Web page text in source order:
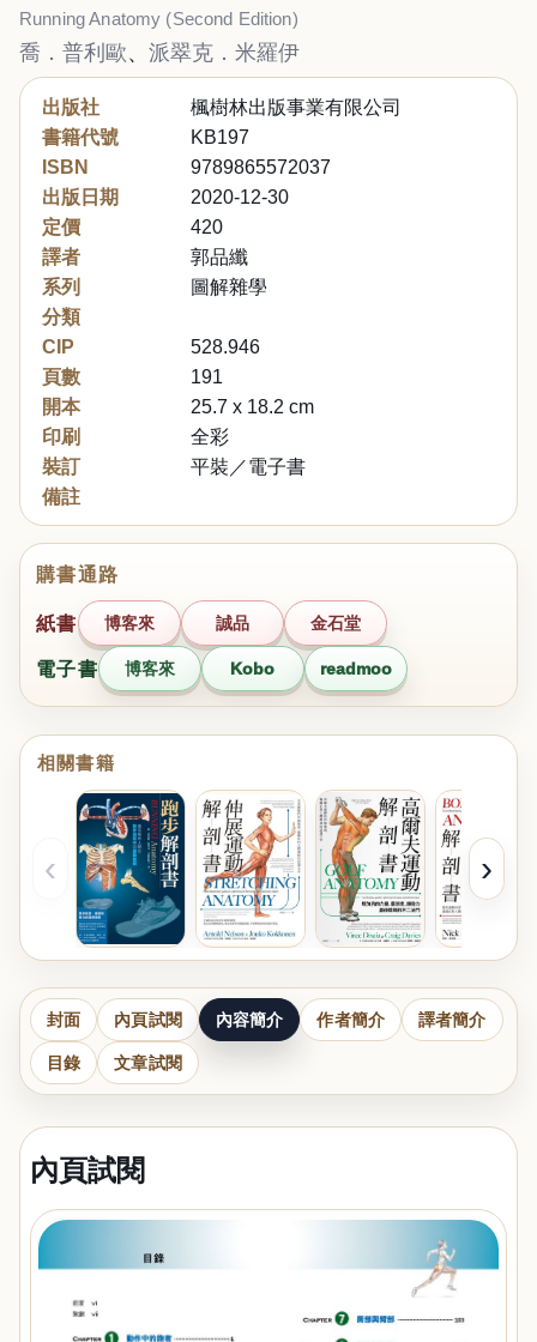
Running Anatomy (Second Edition)
喬．普利歐、 派翠克．米羅伊
出版社
楓樹林出版事業有限公司
書籍代號
KB197
ISBN
9789865572037
出版日期
2020-12-30
定價
420
譯者
郭品纖
系列
圖解雜學
分類
CIP
528.946
頁數
191
開本
25.7 x 18.2 cm
印刷
全彩
裝訂
平裝／電子書
備註
購書通路
紙書 博客來 誠品 金石堂
電子書 博客來 Kobo readmoo
相關書籍
‹ ›
封面 內頁試閱 內容簡介 作者簡介 譯者簡介
目錄 文章試閱
內頁試閱